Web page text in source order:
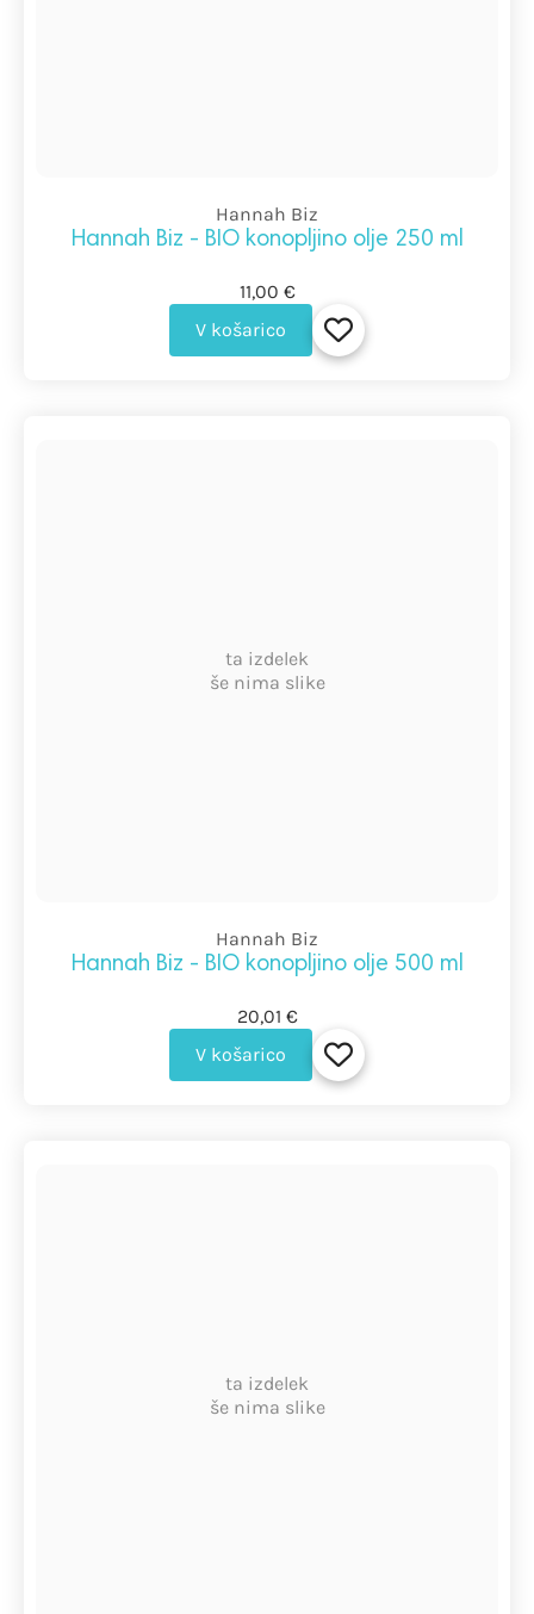
Hannah Biz
Hannah Biz - BIO konopljino olje 250 ml
11,00 €
V košarico
ta izdelek
še nima slike
Hannah Biz
Hannah Biz - BIO konopljino olje 500 ml
20,01 €
V košarico
ta izdelek
še nima slike